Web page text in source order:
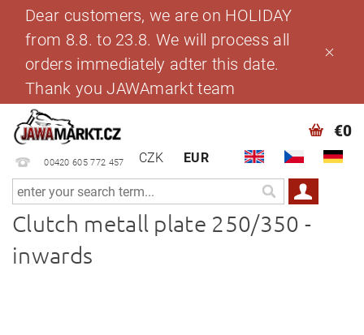
Dear customers, we are on HOLIDAY
from 8.8. to 23.8. We will process all
orders immediately adter this date.
Thank you JAWAmarkt team
00420 605 772 457 CZK EUR
€0
Clutch metall plate 250/350 -
inwards